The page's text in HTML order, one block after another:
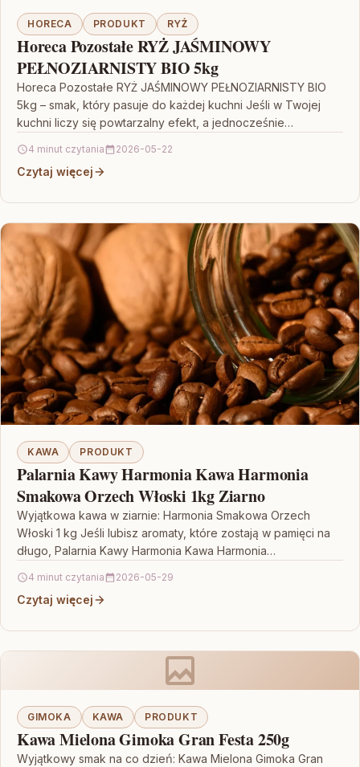
HORECA PRODUKT RYŻ
Horeca Pozostałe RYŻ JAŚMINOWY
PEŁNOZIARNISTY BIO 5kg
Horeca Pozostałe RYŻ JAŚMINOWY PEŁNOZIARNISTY BIO
5kg – smak, który pasuje do każdej kuchni Jeśli w Twojej
kuchni liczy się powtarzalny efekt, a jednocześnie…
4 minut czytania 2026-05-22
Czytaj więcej
KAWA PRODUKT
Palarnia Kawy Harmonia Kawa Harmonia
Smakowa Orzech Włoski 1kg Ziarno
Wyjątkowa kawa w ziarnie: Harmonia Smakowa Orzech
Włoski 1 kg Jeśli lubisz aromaty, które zostają w pamięci na
długo, Palarnia Kawy Harmonia Kawa Harmonia…
4 minut czytania 2026-05-29
Czytaj więcej
GIMOKA KAWA PRODUKT
Kawa Mielona Gimoka Gran Festa 250g
Wyjątkowy smak na co dzień: Kawa Mielona Gimoka Gran